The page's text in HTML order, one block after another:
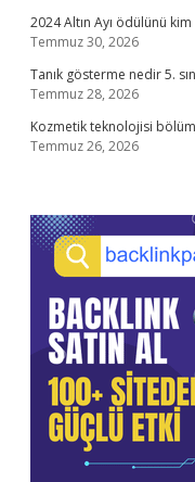
2024 Altın Ayı ödülünü kim
Temmuz 30, 2026
Tanık gösterme nedir 5.
Temmuz 28, 2026
Kozmetik teknolojisi
Temmuz 26, 2026